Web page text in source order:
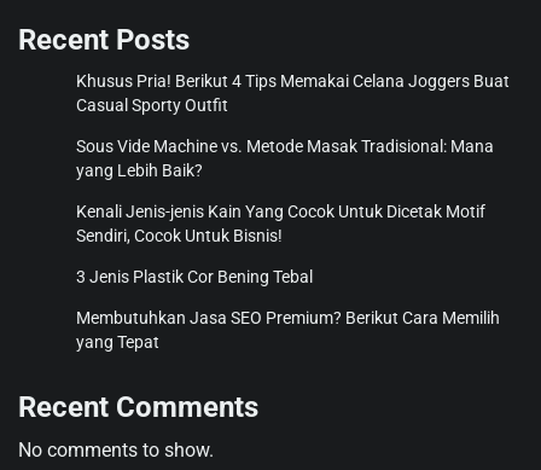
Recent Posts
Khusus Pria! Berikut 4 Tips Memakai Celana Joggers Buat
Casual Sporty Outfit
Sous Vide Machine vs. Metode Masak Tradisional: Mana
yang Lebih Baik?
Kenali Jenis-jenis Kain Yang Cocok Untuk Dicetak Motif
Sendiri, Cocok Untuk Bisnis!
3 Jenis Plastik Cor Bening Tebal
Membutuhkan Jasa SEO Premium? Berikut Cara Memilih
yang Tepat
Recent Comments
No comments to show.